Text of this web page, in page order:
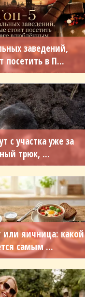
заведений,
посетить в П...
с участка уже за
трюк, ...
яичница: какой
самым ...